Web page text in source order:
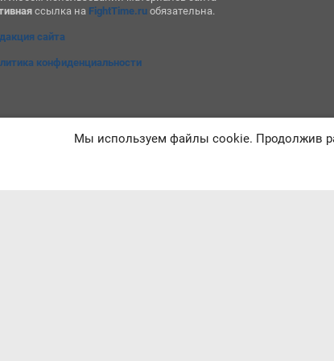
ссылка на FightTime.ru обязательна.
сайта
конфиденциальности
Мы используем файлы cookie. Продолжив